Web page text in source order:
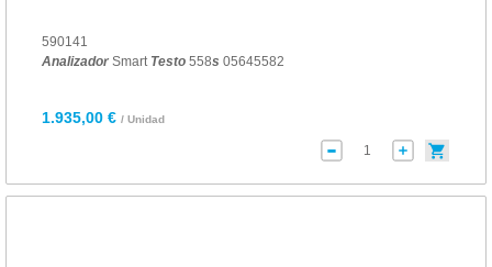
590141
AnalizadorSmart Testo558s 05645582
1.935,00 € / Unidad